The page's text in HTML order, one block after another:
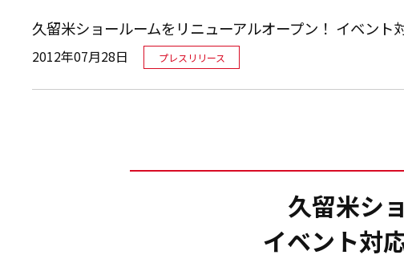
久留米ショールームをリニューアルオープン！ イベン
2012年07月28日 プレスリリース
久留米シ
イベント対